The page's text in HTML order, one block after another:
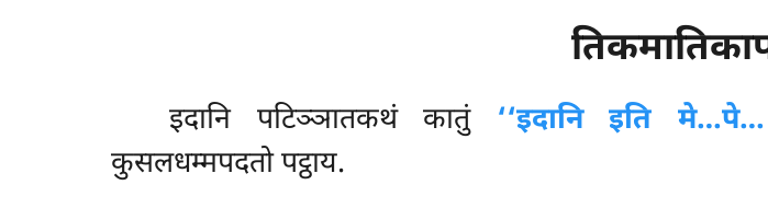
इदानि पटिञ्ञातकथं कातुं ‘‘इदानि इति
कुसलधम्मपदतो पट्ठाय.